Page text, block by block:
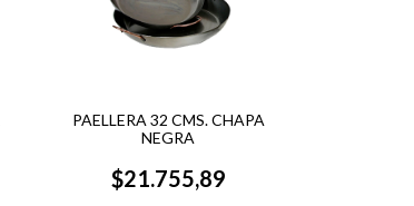
PAELLERA 32 CMS. CHAPA
NEGRA
$21.755,89